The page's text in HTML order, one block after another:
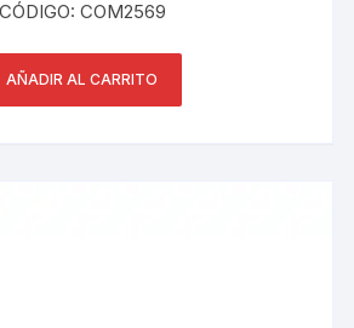
CÓDIGO: COM2569
AÑADIR AL CARRITO